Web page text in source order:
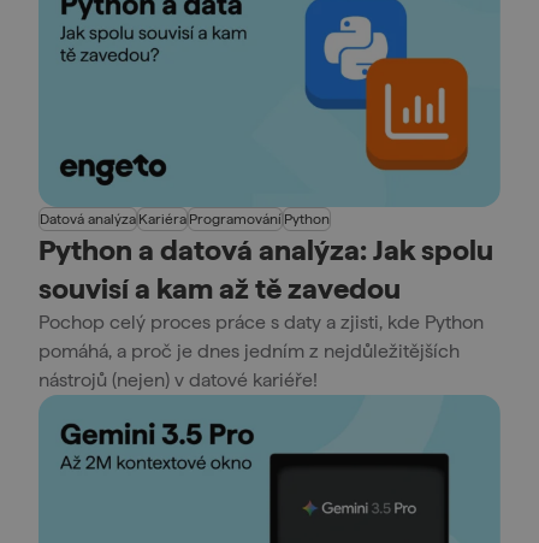
Datová analýza Kariéra Programování Python
Python a datová analýza: Jak spolu
souvisí a kam až tě zavedou
Pochop celý proces práce s daty a zjisti, kde Python
pomáhá, a proč je dnes jedním z nejdůležitějších
nástrojů (nejen) v datové kariéře!